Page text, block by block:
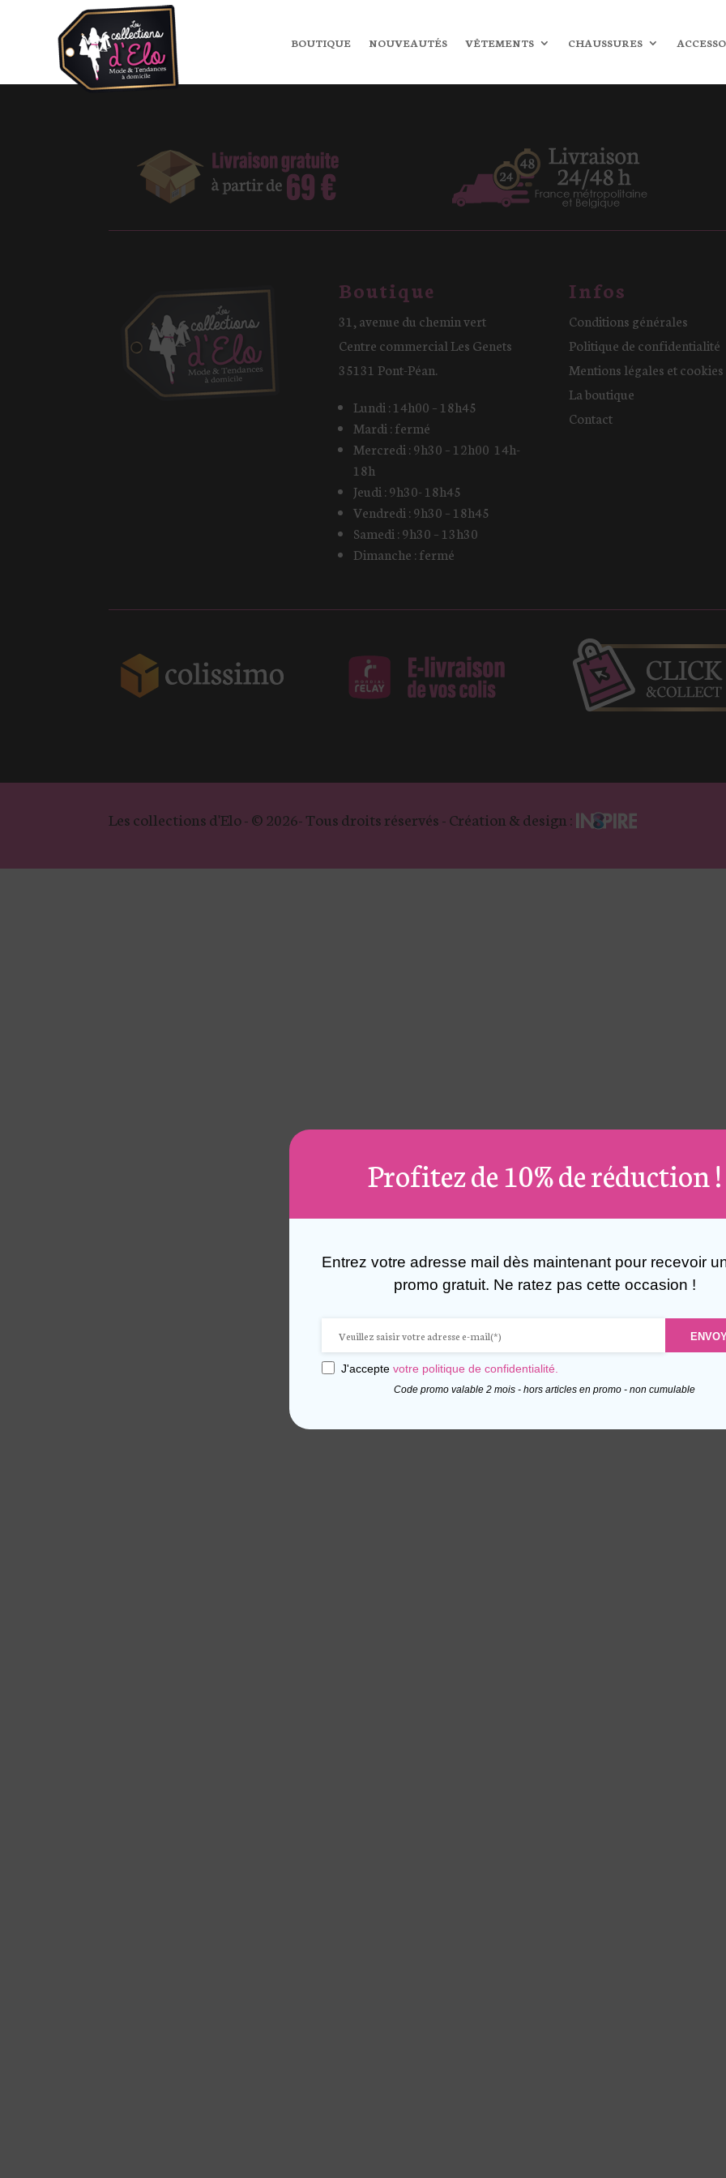
BOUTIQUE NOUVEAUTÉS VÊTEMENTS CHAUSSURES
Boutique
31, avenue du chemin vert
Centre commercial Les Genets
35131 Pont-Péan.
Lundi : 14h00 – 18h45
Mardi : fermé
Mercredi : 9h30 – 12h00 14h-
18h
Jeudi : 9h30- 18h45
Vendredi : 9h30 – 18h45
Samedi : 9h30 – 13h30
Dimanche : fermé
Infos
Conditions générales
Politique de confidentialité
Mentions légales et cookies
La boutique
Contact
Les collections d'Elo - © 2026- Tous droits réservés - Création & design :
Profitez de 10% de réduction !
Entrez votre adresse mail dès maintenant pour recevoir
promo gratuit. Ne ratez pas cette occasion !
J'accepte votre politique de confidentialité.
Code promo valable 2 mois - hors articles en promo - non cumulable